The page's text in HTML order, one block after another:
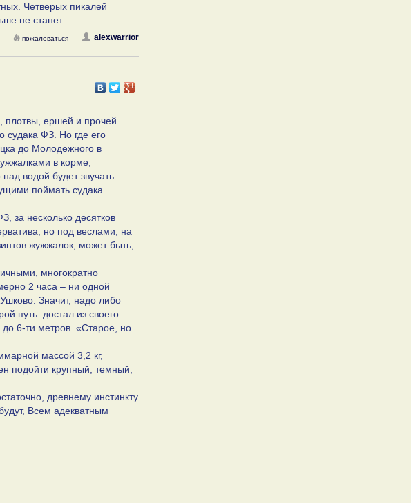
Четверых пикалей
не станет.
alexwarrior
пожаловаться
плотвы, ершей и прочей
судака ФЗ. Но где его
до Молодежного в
в корме,
водой будет звучать
поймать судака.
за несколько десятков
но под веслами, на
жужжалок, может быть,
многократно
2 часа – ни одной
Значит, надо либо
путь: достал из своего
6-ти метров. «Старое, но
массой 3,2 кг,
подойти крупный, темный,
древнему инстинкту
Всем адекватным